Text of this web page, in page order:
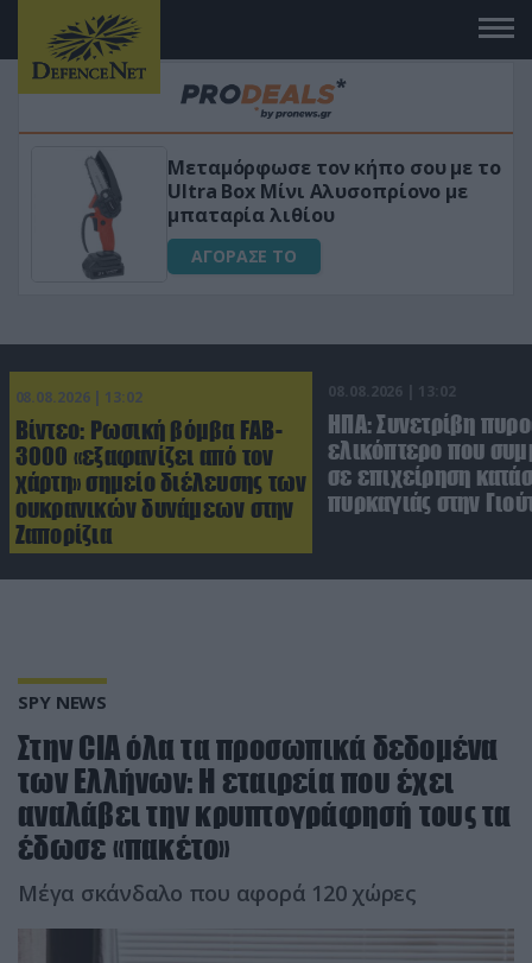
Μεταμόρφωσε τον κήπο σου με το
Ultra Box Μίνι Αλυσοπρίονο με
μπαταρία λιθίου
ΑΓΟΡΑΣΕ ΤΟ
08.08.2026 | 13:02
Βίντεο: Ρωσική βόμβα FAB-
3000 «εξαφανίζει από τον
χάρτη» σημείο διέλευσης των
ουκρανικών δυνάμεων στην
Ζαπορίζια
08.08.2026 | 13:02
ΗΠΑ: Συνετρίβη
ελικόπτερο που
σε επιχείρηση
πυρκαγιάς στην
SPY NEWS
Στην CIA όλα τα προσωπικά δεδομένα
των Ελλήνων: Η εταιρεία που έχει
αναλάβει την κρυπτογράφησή τους τα
έδωσε «πακέτο»
Μέγα σκάνδαλο που αφορά 120 χώρες